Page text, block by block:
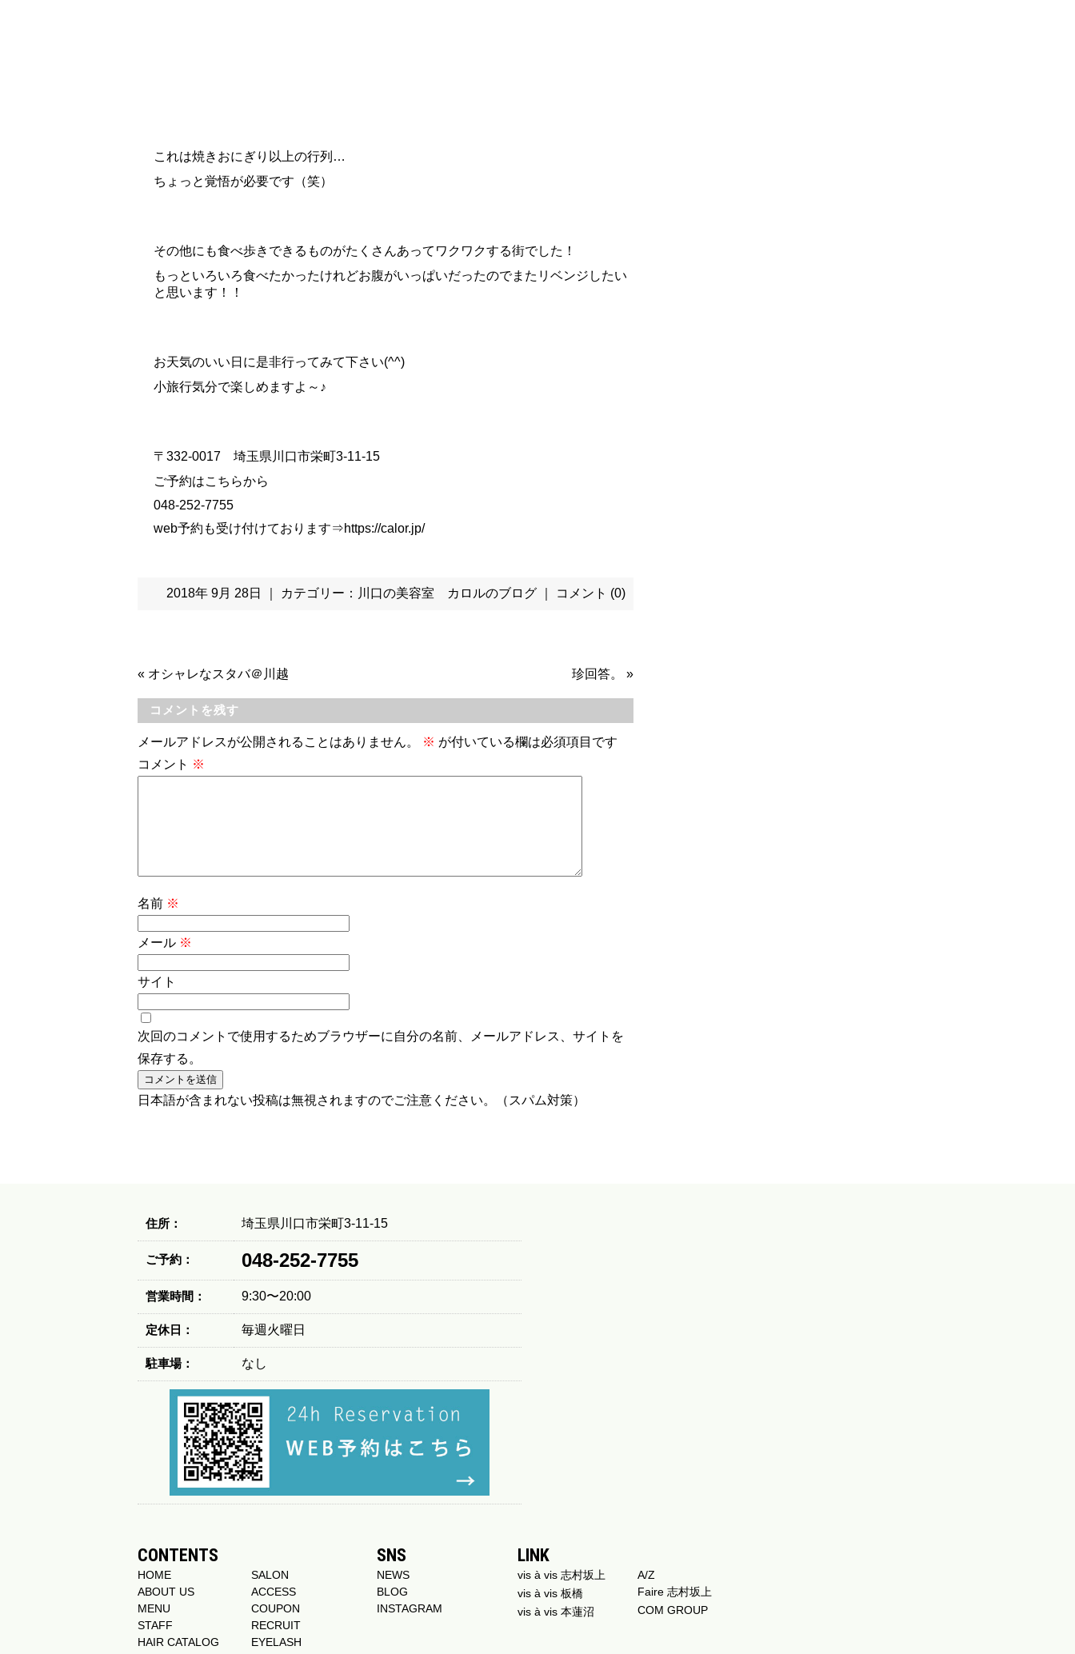
これは焼きおにぎり以上の行列…
ちょっと覚悟が必要です（笑）
その他にも食べ歩きできるものがたくさんあってワクワクする街でした！
もっといろいろ食べたかったけれどお腹がいっぱいだったのでまたリベンジしたい
と思います！！
お天気のいい日に是非行ってみて下さい(^^)
小旅行気分で楽しめますよ～♪
〒332-0017 埼玉県川口市栄町3-11-15
ご予約はこちらから
048-252-7755
web予約も受け付けております⇒https://calor.jp/
2018年 9月 28日 ｜ カテゴリー： 川口の美容室 カロルのブログ コメント (0)
« オシャレなスタバ＠川越 珍回答。 »
コメントを残す
メールアドレスが公開されることはありません。 ※ が付いている欄は必須項目です
コメント ※
名前 ※
メール ※
サイト
次回のコメントで使用するためブラウザーに自分の名前、メールアドレス、サイトを
保存する。
日本語が含まれない投稿は無視されますのでご注意ください。（スパム対策）
住所： 埼玉県川口市栄町3-11-15
ご予約： 048-252-7755
営業時間： 9:30〜20:00
定休日： 毎週火曜日
駐車場： なし
CONTENTS
HOME
ABOUT US
MENU
STAFF
HAIR CATALOG
SALON
ACCESS
COUPON
RECRUIT
EYELASH
SNS
NEWS
BLOG
INSTAGRAM
LINK
vis à vis 志村坂上
vis à vis 板橋
vis à vis 本蓮沼
A/Z
Faire 志村坂上
COM GROUP